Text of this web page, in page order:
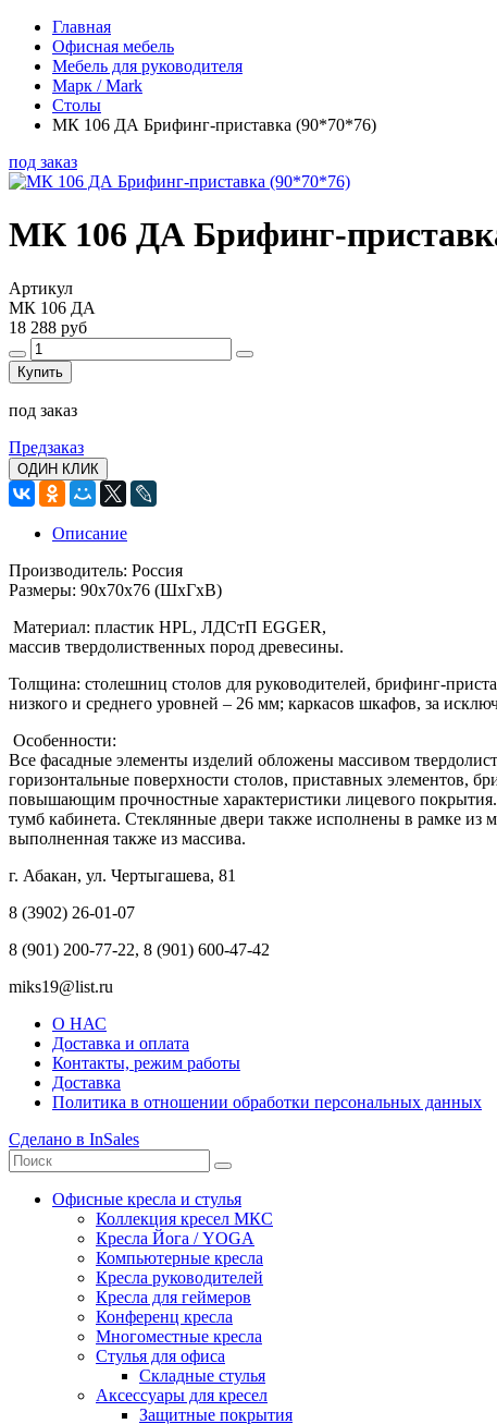
Главная
Офисная мебель
Мебель для руководителя
Марк / Mark
Столы
МК 106 ДА Брифинг-приставка (90*70*76)
под заказ
МК 106 ДА Брифинг-
Артикул
МК 106 ДА
18 288 руб
Купить
под заказ
Предзаказ
ОДИН КЛИК
Описание
Производитель: Россия
Размеры: 90x70x76 (ШхГхВ)
Материал: пластик HPL, ЛДСтП EGGER,
массив твердолиственных пород древесины.
Толщина: столешниц столов для руководителей, брифинг-
низкого и среднего уровней – 26 мм; каркасов шкафов, за
Особенности:
Все фасадные элементы изделий обложены массивом
горизонтальные поверхности столов, приставных элементов,
повышающим прочностные характеристики лицевого
тумб кабинета. Стеклянные двери также исполнены в рамке из
выполненная также из массива.
г. Абакан, ул. Чертыгашева, 81
8 (3902) 26-01-07
8 (901) 200-77-22, 8 (901) 600-47-42
miks19@list.ru
О НАС
Доставка и оплата
Контакты, режим работы
Доставка
Политика в отношении обработки персональных данных
Сделано в InSales
Офисные кресла и стулья
Коллекция кресел МКС
Кресла Йога / YOGA
Компьютерные кресла
Кресла руководителей
Кресла для геймеров
Конференц кресла
Многоместные кресла
Стулья для офиса
Складные стулья
Аксессуары для кресел
Защитные покрытия